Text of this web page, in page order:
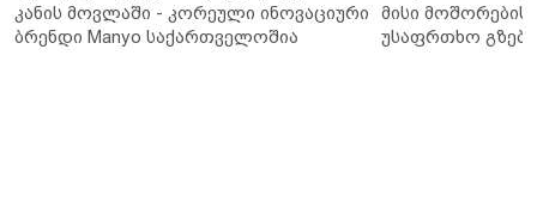
კანის მოვლაში - კორეული ინოვაციური
ბრენდი Manyo საქართველოშია
მისი მოშორების
უსაფრთხო გზები